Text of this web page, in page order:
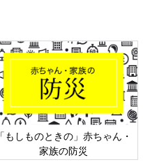
「もしものときの」赤ちゃん・
家族の防災